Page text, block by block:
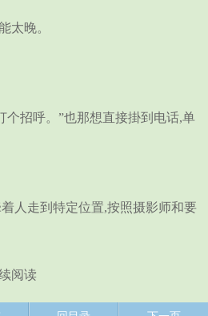
晚。
招呼。”也那想直接掛到电话,单
走到特定位置,按照摄影师和要
阅读